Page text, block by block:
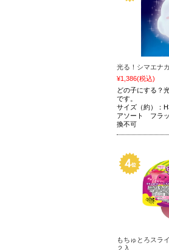
光る！シマエナ
¥1,386(税込)
どの子にする？
です。
サイズ（約）：
アソート フラ
換不可
もちゅとろスラ
２入